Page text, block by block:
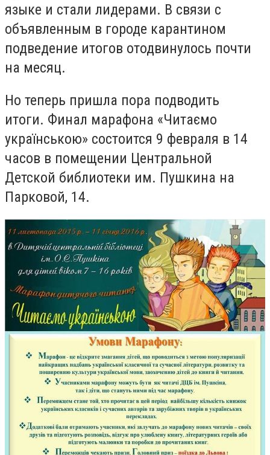
языке и стали лидерами. В связи с
объявленным в городе карантином
подведение итогов отодвинулось почти
на месяц.
Но теперь пришла пора подводить
итоги. Финал марафона «Читаємо
українською» состоится 9 февраля в 14
часов в помещении Центральной
Детской библиотеки им. Пушкина на
Парковой, 14.